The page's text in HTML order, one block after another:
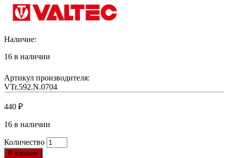
Наличие:
16 в наличии
Артикул производителя:
VTr.592.N.0704
440 ₽
16 в наличии
Количество
В корзину